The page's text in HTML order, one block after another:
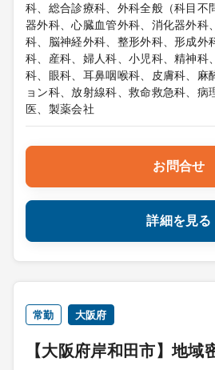
科、総合診療科、外科全般（科目不
器外科、心臓血管外科、消化器外科
科、脳神経外科、整形外科、形成外
科、産科、婦人科、小児科、精神科
科、眼科、耳鼻咽喉科、皮膚科、麻
ョン科、放射線科、救命救急科、病
医、製薬会社
お問合せ
詳細を見る
常勤 大阪府
【大阪府岸和田市】地域